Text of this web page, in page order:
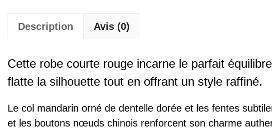
Description Avis (0)
Cette robe courte rouge incarne le parfait
flatte la silhouette tout en offrant un style raffiné.
Le col mandarin orné de dentelle dorée et les fentes
et les boutons nœuds chinois renforcent son charme